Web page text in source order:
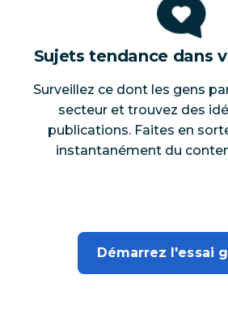
Sujets tendance dans
Surveillez ce dont les gens
secteur et trouvez des
publications. Faites en
instantanément du
Démarrez l'essai